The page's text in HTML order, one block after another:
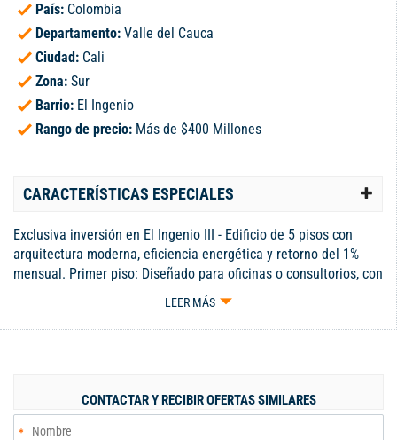
País: Colombia
Departamento: Valle del Cauca
Ciudad: Cali
Zona: Sur
Barrio: El Ingenio
Rango de precio: Más de $400 Millones
CARACTERÍSTICAS ESPECIALES
Exclusiva inversión en El Ingenio III - Edificio de 5 pisos con
arquitectura moderna, eficiencia energética y retorno del 1%
mensual. Primer piso: Diseñado para oficinas o consultorios, con
domótica y 7 aires acondicionados, renta $6.500.000, con
y tercer piso: 12 apartaestudios de un solo ambiente, rentas
apartamento de lujo de 200 m² con doble sala, vestier, estudio y
acabados premium, renta de $3.000.000. Quinto piso: Rooftop
arrendado para gimnasio ($1.500.000), ideal para gastrobar.
LEER MÁS
CONTACTAR Y RECIBIR OFERTAS SIMILARES